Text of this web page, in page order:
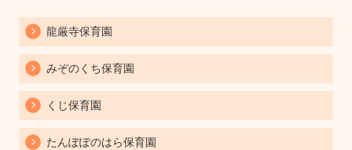
龍厳寺保育園
みぞのくち保育園
くじ保育園
たんぽぽのはら保育園